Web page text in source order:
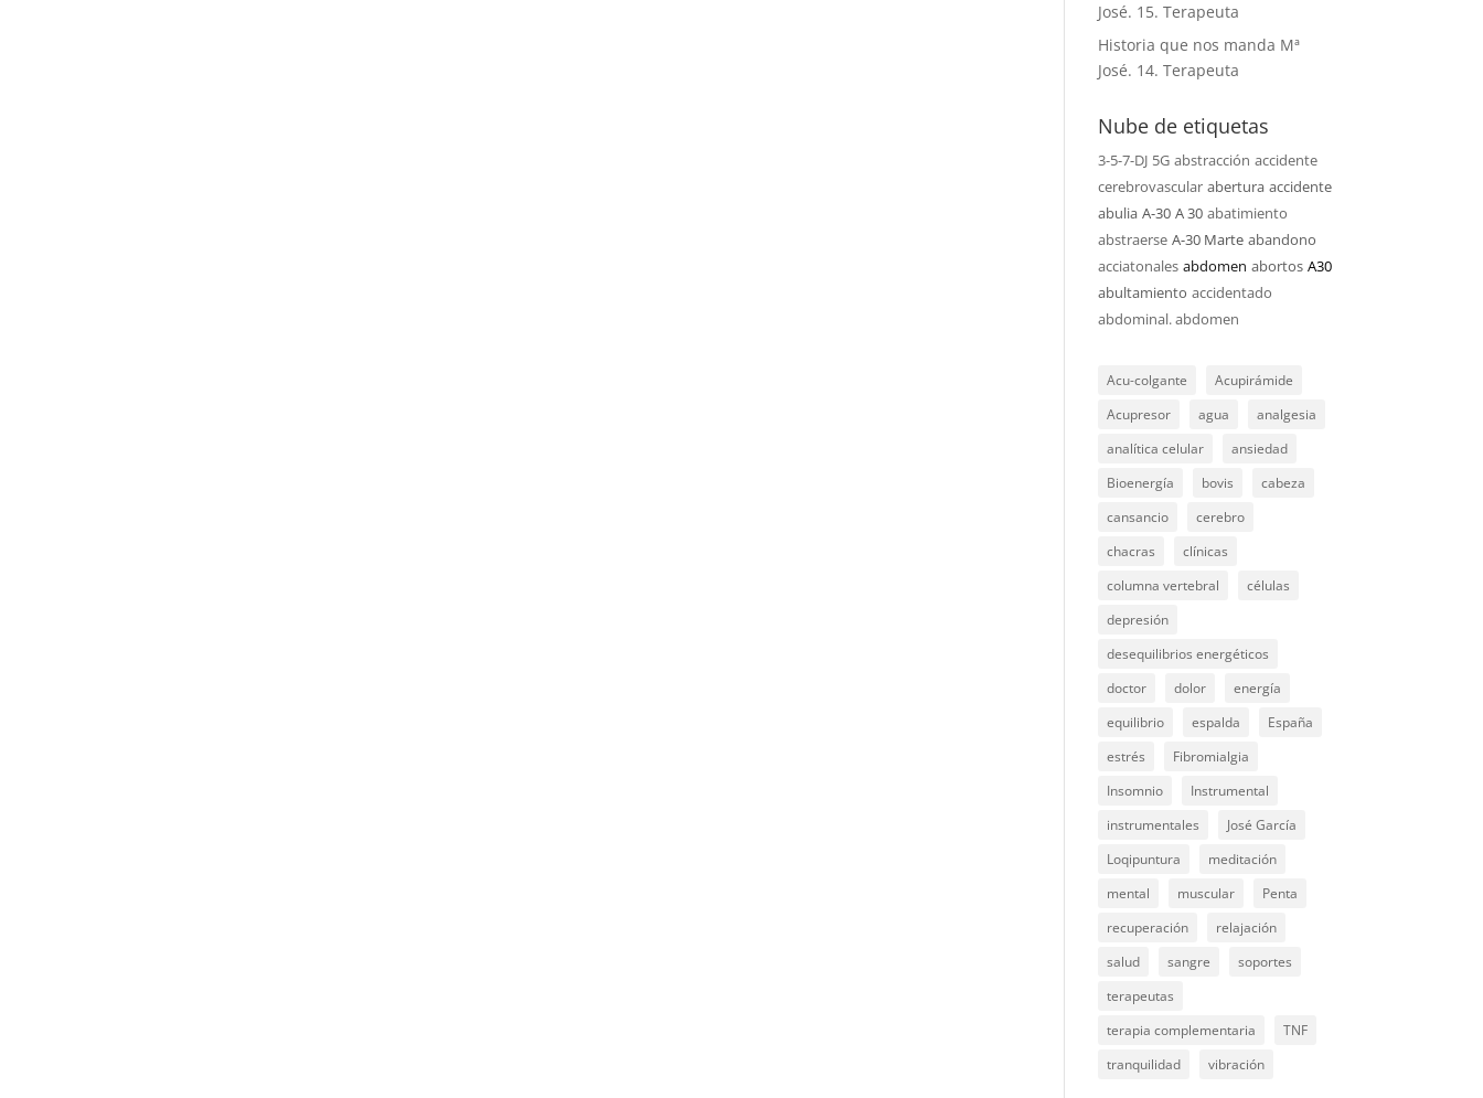
José. 15. Terapeuta
Historia que nos manda Mª
José. 14. Terapeuta
Nube de etiquetas
3-5-7-DJ 5G abstracción accidente
cerebrovascular abertura accidente
abulia A-30 A 30 abatimiento
abstraerse A-30 Marte abandono
acciatonales abdomen abortos A30
abultamiento accidentado
abdominal. abdomen
Acu-colgante
Acupirámide
Acupresor
agua
analgesia
analítica celular
ansiedad
Bioenergía
bovis
cabeza
cansancio
cerebro
chacras
clínicas
columna vertebral
células
depresión
desequilibrios energéticos
doctor
dolor
energía
equilibrio
espalda
España
estrés
Fibromialgia
Insomnio
Instrumental
instrumentales
José García
Loqipuntura
meditación
mental
muscular
Penta
recuperación
relajación
salud
sangre
soportes
terapeutas
terapia complementaria
TNF
tranquilidad
vibración